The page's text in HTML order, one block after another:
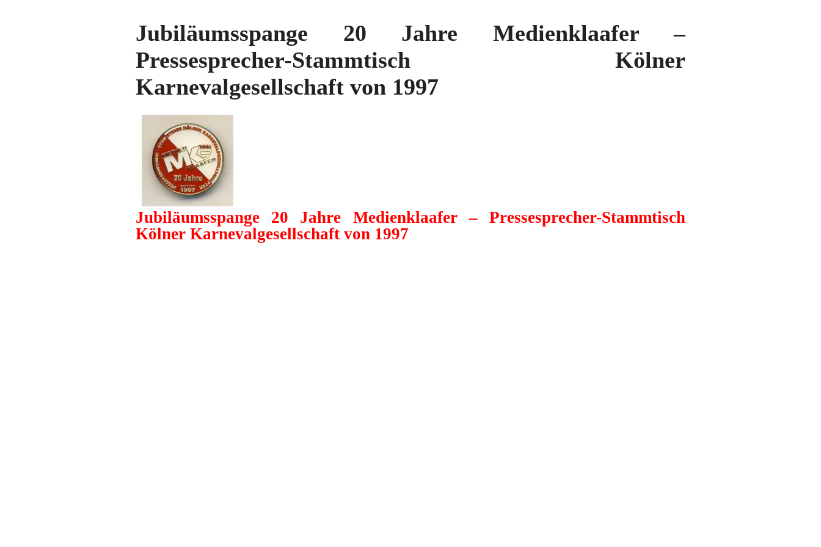
Jubiläumsspange 20 Jahre Medienklaafer –
Pressesprecher-Stammtisch Kölner
Karnevalgesellschaft von 1997
Jubiläumsspange 20 Jahre Medienklaafer – Pressesprecher-Stammtisch
Kölner Karnevalgesellschaft von 1997